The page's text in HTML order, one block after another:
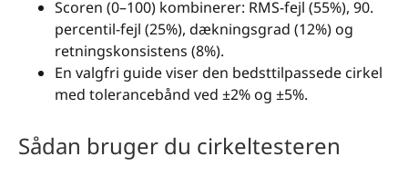
Scoren (0–100) kombinerer: RMS-fejl (55%), 90.
percentil-fejl (25%), dækningsgrad (12%) og
retningskonsistens (8%).
En valgfri guide viser den bedsttilpassede cirkel
med tolerancebånd ved ±2% og ±5%.
Sådan bruger du cirkeltesteren